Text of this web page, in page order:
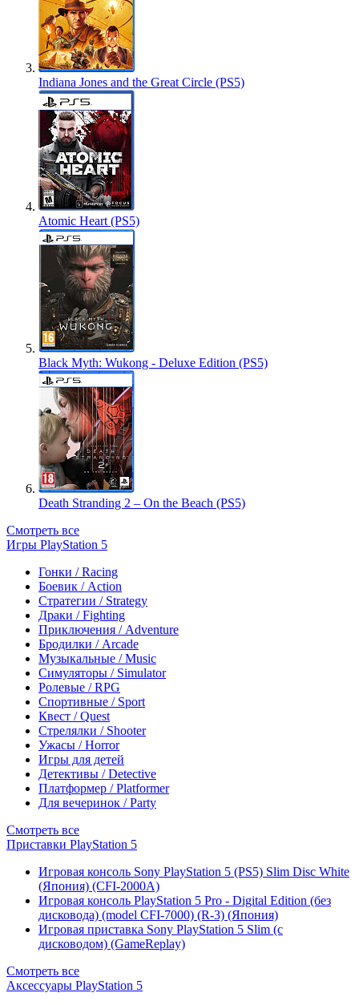
Indiana Jones and the Great Circle (PS5)
Atomic Heart (PS5)
Black Myth: Wukong - Deluxe Edition (PS5)
Death Stranding 2 – On the Beach (PS5)
Смотреть все
Игры PlayStation 5
Гонки / Racing
Боевик / Action
Стратегии / Strategy
Драки / Fighting
Приключения / Adventure
Бродилки / Arcade
Музыкальные / Music
Симуляторы / Simulator
Ролевые / RPG
Спортивные / Sport
Квест / Quest
Стрелялки / Shooter
Ужасы / Horror
Игры для детей
Детективы / Detective
Платформер / Platformer
Для вечеринок / Party
Смотреть все
Приставки PlayStation 5
Игровая консоль Sony PlayStation 5 (PS5) Slim Disc White
(Япония) (CFI-2000A)
Игровая консоль PlayStation 5 Pro - Digital Edition (без
дисковода) (model CFI-7000) (R-3) (Япония)
Игровая приставка Sony PlayStation 5 Slim (с
дисководом) (GameReplay)
Смотреть все
Аксессуары PlayStation 5